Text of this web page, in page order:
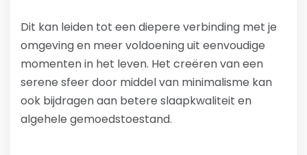
Dit kan leiden tot een diepere verbinding met je
omgeving en meer voldoening uit eenvoudige
momenten in het leven. Het creëren van een
serene sfeer door middel van minimalisme kan
ook bijdragen aan betere slaapkwaliteit en
algehele gemoedstoestand.